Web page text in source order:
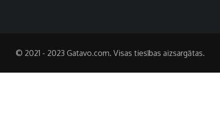
© 2021 - 2023 Gatavo.com. Visas tiesības aizsargātas.